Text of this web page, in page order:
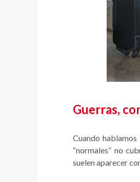
Guerras,
Cuando
“normales” no
suelen aparecer